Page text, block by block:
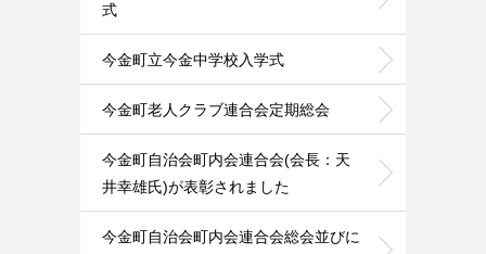
式
今金町立今金中学校入学式
今金町老人クラブ連合会定期総会
今金町自治会町内会連合会(会長：天
井幸雄氏)が表彰されました
今金町自治会町内会連合会総会並びに